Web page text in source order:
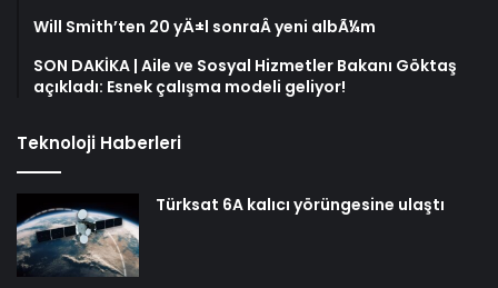
Will Smith’ten 20 yÄ±l sonraÂ yeni albÃ¼m
SON DAKİKA | Aile ve Sosyal Hizmetler Bakanı Göktaş
açıkladı: Esnek çalışma modeli geliyor!
Teknoloji Haberleri
Türksat 6A kalıcı yörüngesine ulaştı